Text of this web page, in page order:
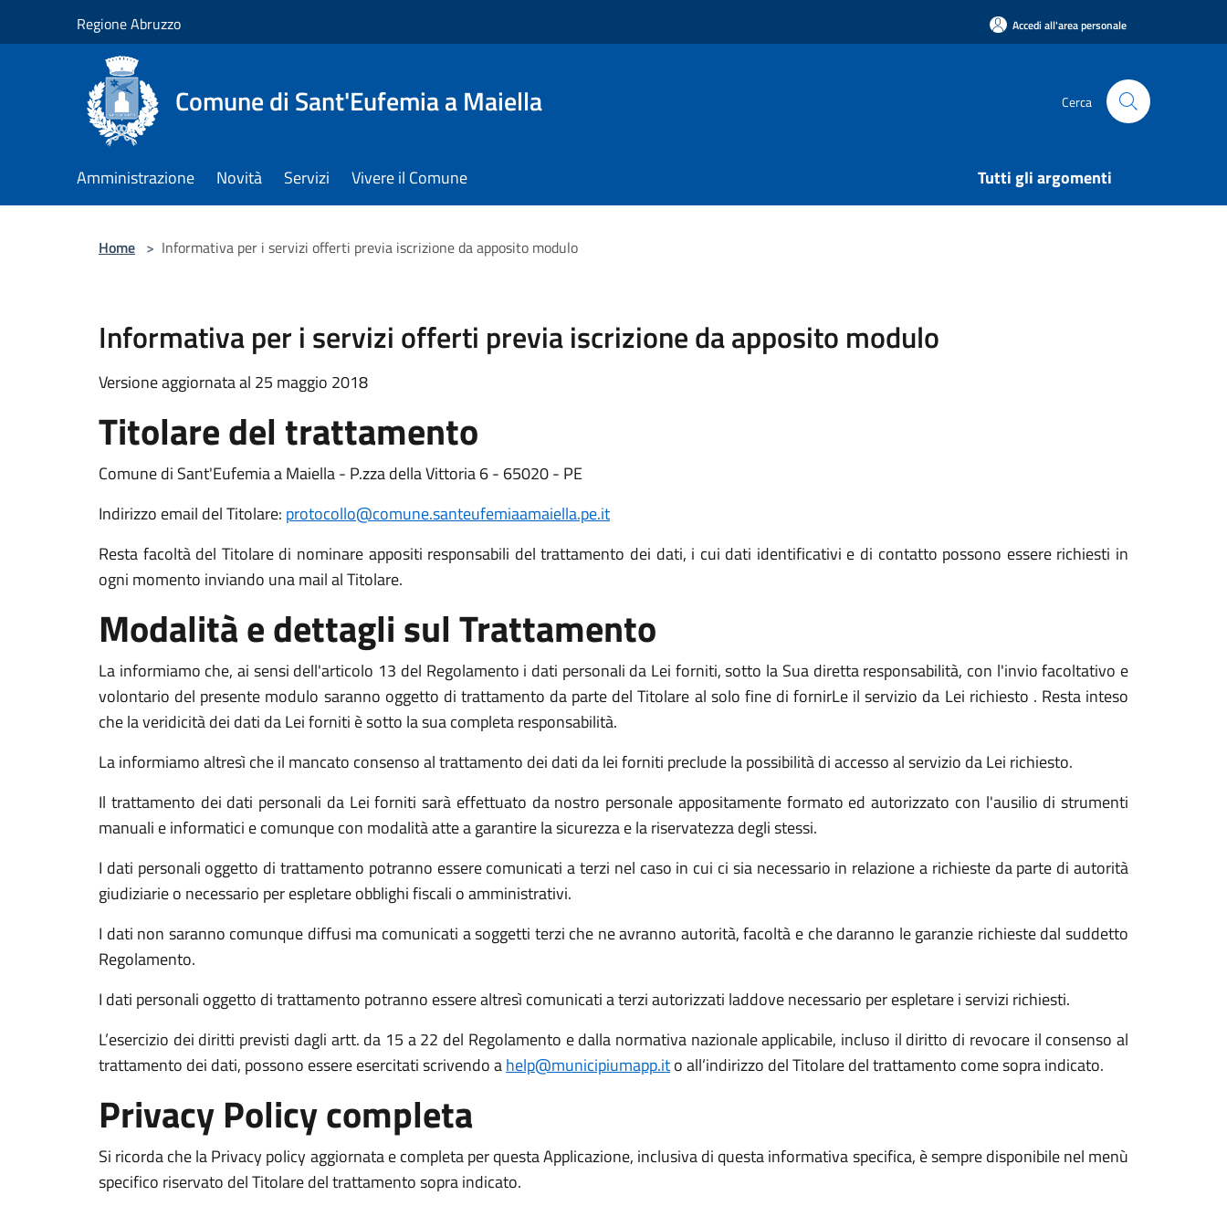
Regione Abruzzo Accedi all'area personale
Comune di Sant'Eufemia a Maiella Cerca
Amministrazione Novità Servizi Vivere il Comune Tutti gli argomenti
Home > Informativa per i servizi offerti previa iscrizione da apposito modulo
Informativa per i servizi offerti previa iscrizione da apposito modulo
Versione aggiornata al 25 maggio 2018
Titolare del trattamento
Comune di Sant'Eufemia a Maiella - P.zza della Vittoria 6 - 65020 - PE
Indirizzo email del Titolare: protocollo@comune.santeufemiaamaiella.pe.it
Resta facoltà del Titolare di nominare appositi responsabili del trattamento dei dati, i cui dati identificativi e di contatto possono essere richiesti in
ogni momento inviando una mail al Titolare.
Modalità e dettagli sul Trattamento
La informiamo che, ai sensi dell'articolo 13 del Regolamento i dati personali da Lei forniti, sotto la Sua diretta responsabilità, con l'invio facoltativo e
volontario del presente modulo saranno oggetto di trattamento da parte del Titolare al solo fine di fornirLe il servizio da Lei richiesto . Resta inteso
che la veridicità dei dati da Lei forniti è sotto la sua completa responsabilità.
La informiamo altresì che il mancato consenso al trattamento dei dati da lei forniti preclude la possibilità di accesso al servizio da Lei richiesto.
Il trattamento dei dati personali da Lei forniti sarà effettuato da nostro personale appositamente formato ed autorizzato con l'ausilio di strumenti
manuali e informatici e comunque con modalità atte a garantire la sicurezza e la riservatezza degli stessi.
I dati personali oggetto di trattamento potranno essere comunicati a terzi nel caso in cui ci sia necessario in relazione a richieste da parte di autorità
giudiziarie o necessario per espletare obblighi fiscali o amministrativi.
I dati non saranno comunque diffusi ma comunicati a soggetti terzi che ne avranno autorità, facoltà e che daranno le garanzie richieste dal suddetto
Regolamento.
I dati personali oggetto di trattamento potranno essere altresì comunicati a terzi autorizzati laddove necessario per espletare i servizi richiesti.
L’esercizio dei diritti previsti dagli artt. da 15 a 22 del Regolamento e dalla normativa nazionale applicabile, incluso il diritto di revocare il consenso al
trattamento dei dati, possono essere esercitati scrivendo ahelp@municipiumapp.ito all’indirizzo del Titolare del trattamento come sopra indicato.
Privacy Policy completa
Si ricorda che la Privacy policy aggiornata e completa per questa Applicazione, inclusiva di questa informativa specifica, è sempre disponibile nel menù
specifico riservato del Titolare del trattamento sopra indicato.